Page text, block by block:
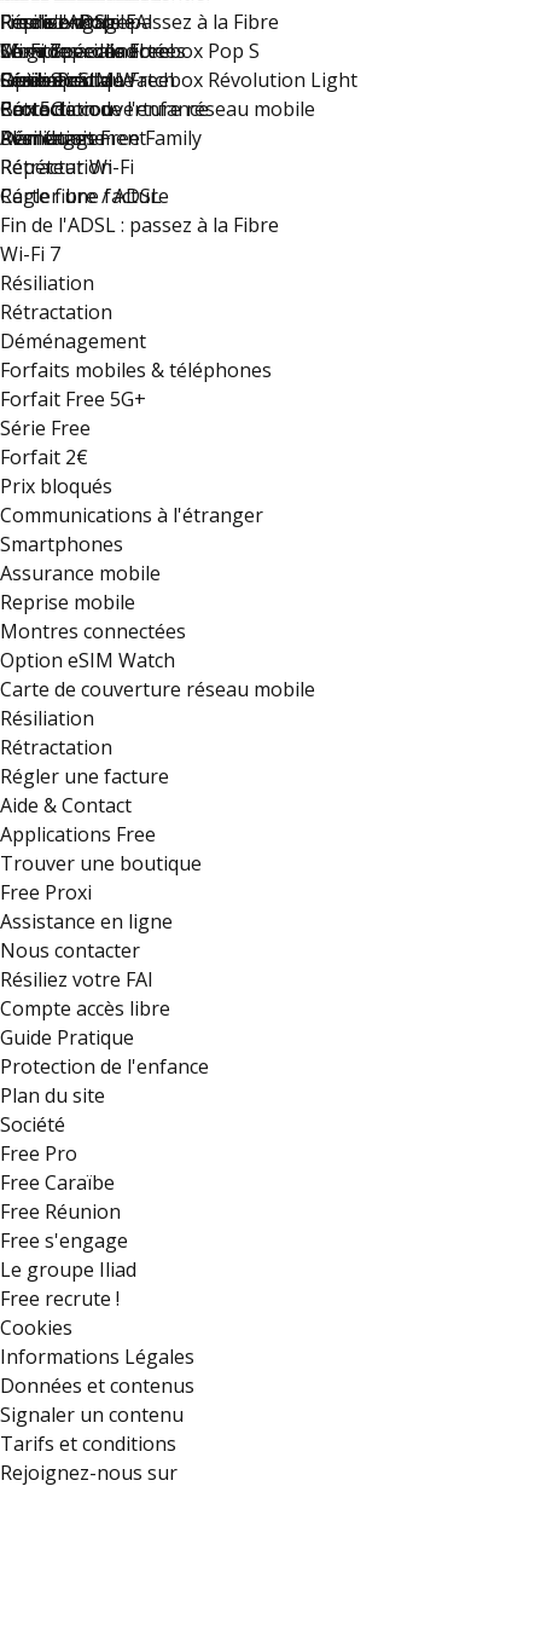
Fin de l'ADSL : passez à la Fibre
Wi-Fi 7
Résiliation
Rétractation
Déménagement
Reprise mobile
Montres connectées
Option eSIM Watch
Carte de couverture réseau mobile
Résiliation
Rétractation
Régler une facture
Résiliez votre FAI
Compte accès libre
Guide Pratique
Protection de l'enfance
Plan du site
Free s'engage
Le groupe Iliad
Free recrute !
Freebox Pop
Série Spéciale Freebox Pop S
Série Spéciale Freebox Révolution Light
Box 5G
Avantages Free Family
Répéteur Wi-Fi
Carte fibre / ADSL
Fin de l'ADSL : passez à la Fibre
Wi-Fi 7
Résiliation
Rétractation
Déménagement
Forfaits mobiles & téléphones
Forfait Free 5G+
Série Free
Forfait 2€
Prix bloqués
Communications à l'étranger
Smartphones
Assurance mobile
Reprise mobile
Montres connectées
Option eSIM Watch
Carte de couverture réseau mobile
Résiliation
Rétractation
Régler une facture
Aide & Contact
Applications Free
Trouver une boutique
Free Proxi
Assistance en ligne
Nous contacter
Résiliez votre FAI
Compte accès libre
Guide Pratique
Protection de l'enfance
Plan du site
Société
Free Pro
Free Caraïbe
Free Réunion
Free s'engage
Le groupe Iliad
Free recrute !
Cookies
Informations Légales
Données et contenus
Signaler un contenu
Tarifs et conditions
Rejoignez-nous sur